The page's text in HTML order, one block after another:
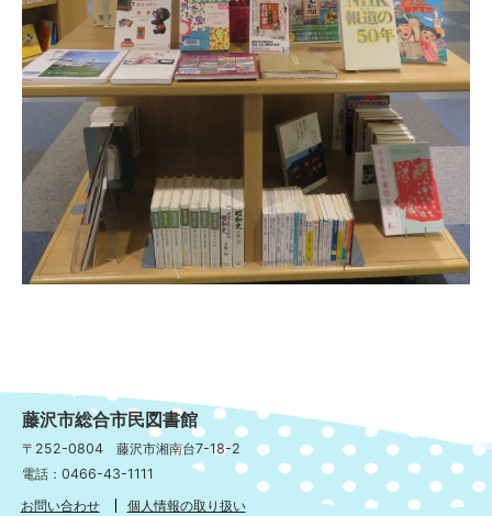
藤沢市総合市民図書館
〒252-0804 藤沢市湘南台7-18-2
電話：0466-43-1111
お問い合わせ
個人情報の取り扱い